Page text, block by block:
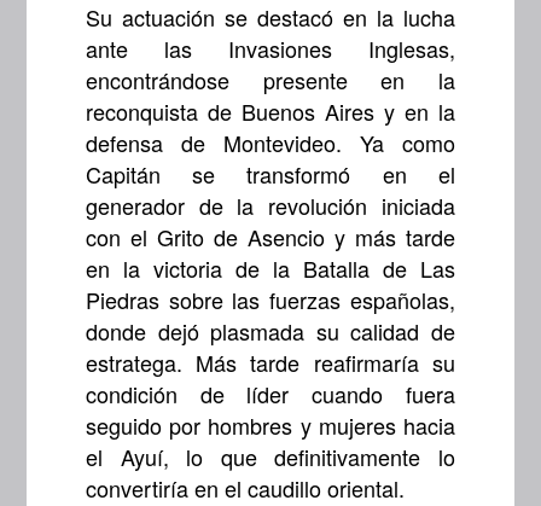
Su actuación se destacó en la lucha
ante las Invasiones Inglesas,
encontrándose presente en la
reconquista de Buenos Aires y en la
defensa de Montevideo. Ya como
Capitán se transformó en el
generador de la revolución iniciada
con el Grito de Asencio y más tarde
en la victoria de la Batalla de Las
Piedras sobre las fuerzas españolas,
donde dejó plasmada su calidad de
estratega. Más tarde reafirmaría su
condición de líder cuando fuera
seguido por hombres y mujeres hacia
el Ayuí, lo que definitivamente lo
convertiría en el caudillo oriental.